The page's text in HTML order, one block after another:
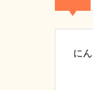
に